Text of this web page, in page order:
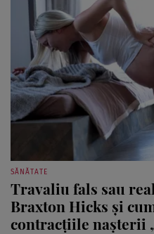
SĂNĂTATE
Travaliu fals sau
Braxton Hicks și
contracțiile nașterii